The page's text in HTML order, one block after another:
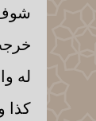
شوف
له
كذا